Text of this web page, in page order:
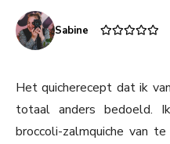
Sabine
Het quicherecept dat ik
totaal anders bedoeld.
broccoli-zalmquiche van